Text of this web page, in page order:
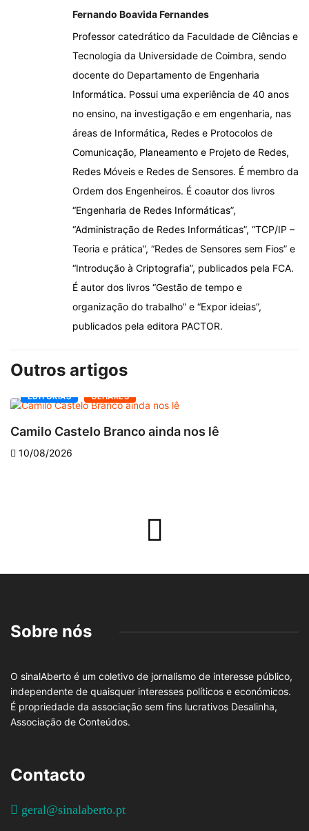
Fernando Boavida Fernandes
Professor catedrático da Faculdade de Ciências e
Tecnologia da Universidade de Coimbra, sendo
docente do Departamento de Engenharia
Informática. Possui uma experiência de 40 anos
no ensino, na investigação e em engenharia, nas
áreas de Informática, Redes e Protocolos de
Comunicação, Planeamento e Projeto de Redes,
Redes Móveis e Redes de Sensores. É membro da
Ordem dos Engenheiros. É coautor dos livros
“Engenharia de Redes Informáticas”,
“Administração de Redes Informáticas”, “TCP/IP –
Teoria e prática”, “Redes de Sensores sem Fios” e
“Introdução à Criptografia”, publicados pela FCA.
É autor dos livros “Gestão de tempo e
organização do trabalho” e “Expor ideias”,
publicados pela editora PACTOR.
Outros artigos
EDITORIAS OLHARES
Camilo Castelo Branco ainda nos lê
10/08/2026
Sobre nós
O sinalAberto é um coletivo de jornalismo de interesse público,
independente de quaisquer interesses políticos e económicos.
É propriedade da associação sem fins lucrativos Desalinha,
Associação de Conteúdos.
Contacto
geral@sinalaberto.pt